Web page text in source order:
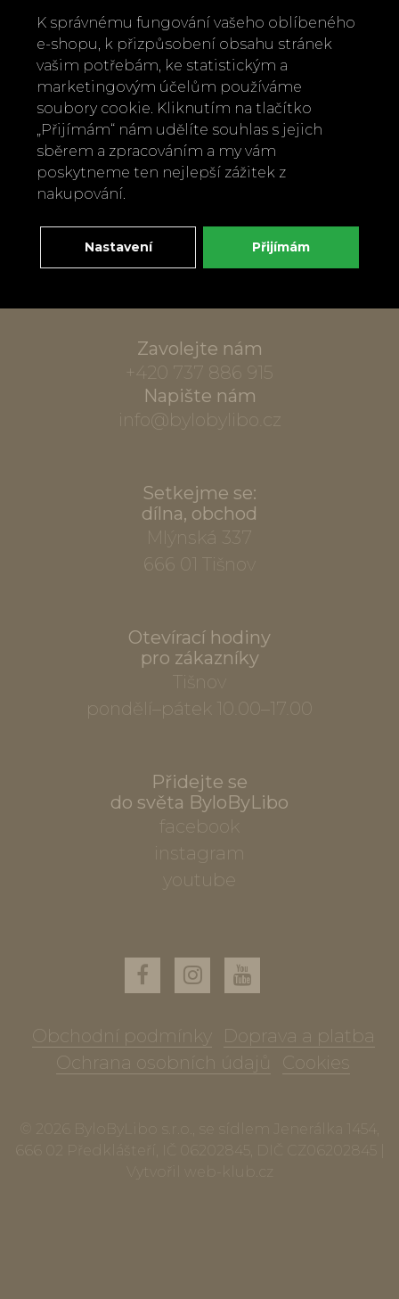
Zavolejte nám
+420 737 886 915
Napište nám
info@bylobylibo.cz
Setkejme se:
dílna, obchod
Mlýnská 337
666 01 Tišnov
Otevírací hodiny
pro zákazníky
Tišnov
pondělí–pátek 10.00–17.00
Přidejte se
do světa ByloByLibo
facebook
instagram
youtube
Obchodní podmínky
Doprava a platba
Ochrana osobních údajů
Cookies
© 2026 ByloByLibo s.r.o., se sídlem Jenerálka 1454,
666 02 Předklášteří, IČ 06202845, DIČ CZ06202845 |
Vytvořil
K správnému fungování vašeho oblíbeného
e-shopu, k přizpůsobení obsahu stránek
vašim potřebám, ke statistickým a
marketingovým účelům používáme
soubory cookie. Kliknutím na tlačítko
„Přijímám“ nám udělíte souhlas s jejich
sběrem a zpracováním a my vám
poskytneme ten nejlepší zážitek z
nakupování.
Nastavení Přijímám